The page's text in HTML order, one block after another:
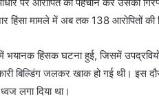
हिंसा मामले में अब तक 138 आरोपितों की
भयानक हिंसक घटना हुई, जिसमें
बिल्डिंग जलकर खाक हो गई थी। इस
लगा दिया था।